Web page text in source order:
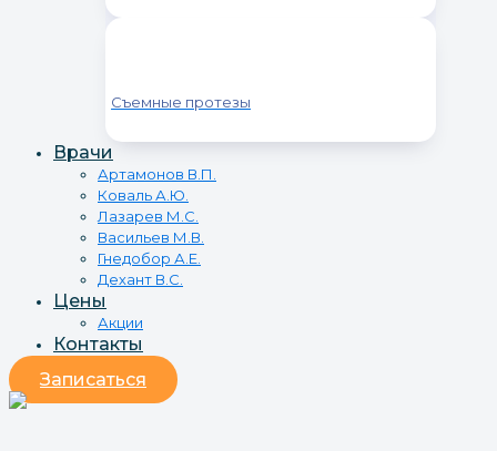
Съемные протезы
Врачи
Артамонов В.П.
Коваль А.Ю.
Лазарев М.С.
Васильев М.В.
Гнедобор А.Е.
Дехант В.С.
Цены
Акции
Контакты
Записаться